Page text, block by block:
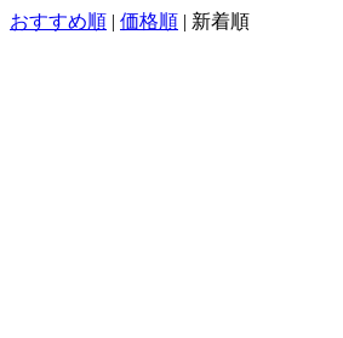
おすすめ順 | 価格順 | 新着順